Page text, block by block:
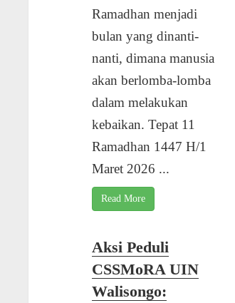
Ramadhan menjadi
bulan yang dinanti-
nanti, dimana manusia
akan berlomba-lomba
dalam melakukan
kebaikan. Tepat 11
Ramadhan 1447 H/1
Maret 2026 ...
Read More
Aksi Peduli
CSSMoRA UIN
Walisongo: